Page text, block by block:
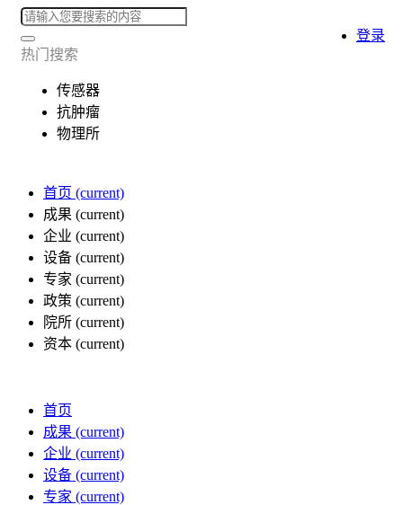
热门搜索
传感器
抗肿瘤
物理所
首页 (current)
成果 (current)
企业 (current)
设备 (current)
专家 (current)
政策 (current)
院所 (current)
资本 (current)
登录
首页
成果 (current)
企业 (current)
设备 (current)
专家 (current)